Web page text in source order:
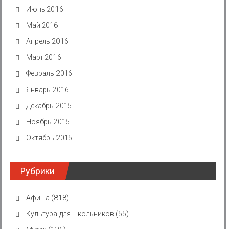
Июнь 2016
Май 2016
Апрель 2016
Март 2016
Февраль 2016
Январь 2016
Декабрь 2015
Ноябрь 2015
Октябрь 2015
Рубрики
Афиша (818)
Культура для школьников (55)